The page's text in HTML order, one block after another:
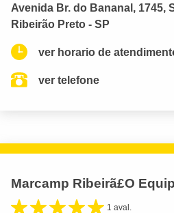
Avenida Br. do Bananal, 1745,
Ribeirão Preto - SP
ver horario de
ver telefone
Marcamp Ribeirã£O
1 aval.